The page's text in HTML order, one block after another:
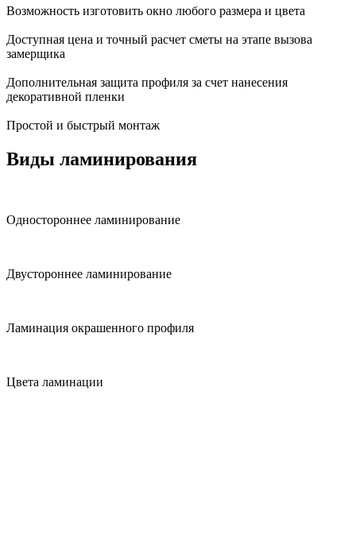
Возможность изготовить окно любого размера и цвета
Доступная цена и точный расчет сметы на этапе вызова
замерщика
Дополнительная защита профиля за счет нанесения
декоративной пленки
Простой и быстрый монтаж
Виды ламинирования
Одностороннее ламинирование
Двустороннее ламинирование
Ламинация окрашенного профиля
Цвета ламинации